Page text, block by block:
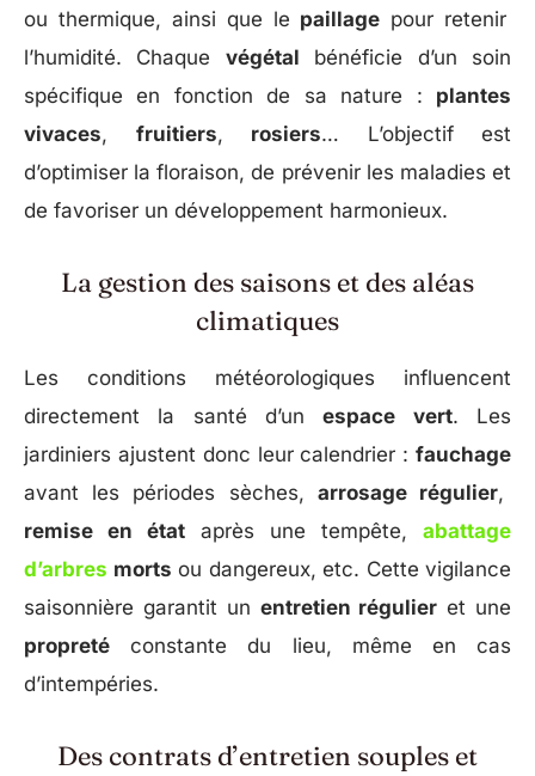
ou thermique, ainsi que le paillage pour retenir
l’humidité. Chaque végétal bénéficie d’un soin
spécifique en fonction de sa nature : plantes
vivaces, fruitiers, rosiers… L’objectif est
d’optimiser la floraison, de prévenir les maladies et
de favoriser un développement harmonieux.
La gestion des saisons et des aléas
climatiques
Les conditions météorologiques influencent
directement la santé d’unespace vert. Les
jardiniers ajustent donc leur calendrier : fauchage
avant les périodes sèches, arrosage régulier,
remise en état après une tempête, abattage
d’arbres morts ou dangereux, etc. Cette vigilance
saisonnière garantit un entretien régulier et une
propreté constante du lieu, même en cas
d’intempéries.
Des contrats d’entretien souples et